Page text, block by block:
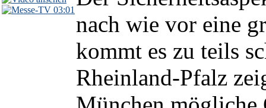
03:01
nach wie vor eine
kommt es zu teils
Rheinland-Pfalz